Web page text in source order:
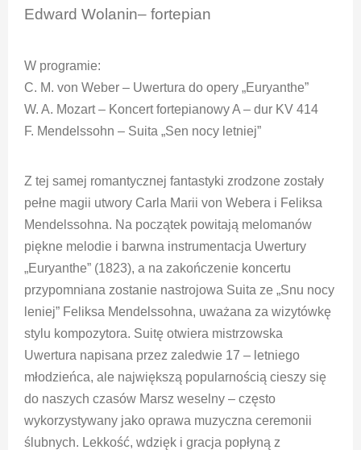
Edward Wolanin– fortepian
W programie:
C. M. von Weber – Uwertura do opery „Euryanthe”
W. A. Mozart – Koncert fortepianowy A – dur KV 414
F. Mendelssohn – Suita „Sen nocy letniej”
Z tej samej romantycznej fantastyki zrodzone zostały
pełne magii utwory Carla Marii von Webera i Feliksa
Mendelssohna. Na początek powitają melomanów
piękne melodie i barwna instrumentacja Uwertury
„Euryanthe” (1823), a na zakończenie koncertu
przypomniana zostanie nastrojowa Suita ze „Snu nocy
leniej” Feliksa Mendelssohna, uważana za wizytówkę
stylu kompozytora. Suitę otwiera mistrzowska
Uwertura napisana przez zaledwie 17 – letniego
młodzieńca, ale największą popularnością cieszy się
do naszych czasów Marsz weselny – często
wykorzystywany jako oprawa muzyczna ceremonii
ślubnych. Lekkość, wdzięk i gracja popłyną z